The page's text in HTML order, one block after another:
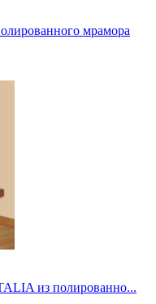
мрамора
из полированно...